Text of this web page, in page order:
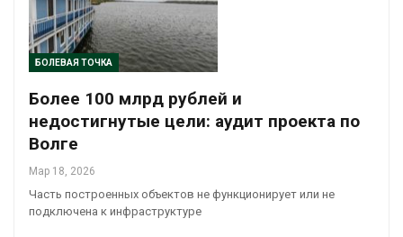
БОЛЕВАЯ ТОЧКА
Более 100 млрд рублей и
недостигнутые цели: аудит проекта по
Волге
Мар 18, 2026
Часть построенных объектов не функционирует или не
подключена к инфраструктуре